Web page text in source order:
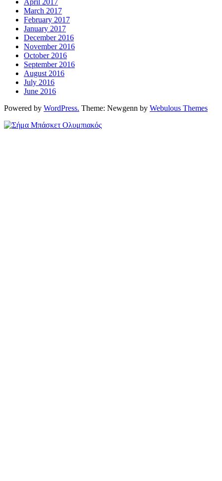
April 2017
March 2017
February 2017
January 2017
December 2016
November 2016
October 2016
September 2016
August 2016
July 2016
June 2016
Powered by WordPress. Theme: Newgenn by Webulous Themes